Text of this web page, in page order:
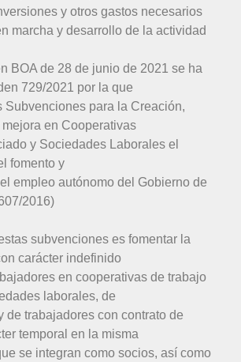
y otros gastos necesarios
marcha y desarrollo de la actividad
BOA de 28 de junio de 2021 se ha
729/2021 por la que
Subvenciones para la Creación,
en Cooperativas
y Sociedades Laborales el
fomento y
empleo autónomo del Gobierno de
2016)
subvenciones es fomentar la
carácter indefinido
en cooperativas de trabajo
laborales, de
de trabajadores con contrato de
temporal en la misma
se integran como socios, así como